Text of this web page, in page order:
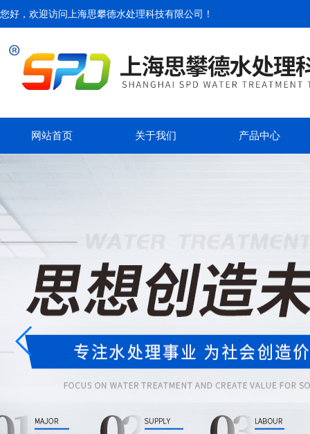
您好，欢迎访问 上海思攀德水处理科技有限公司 ！
网站首页 关于我们 产品中心